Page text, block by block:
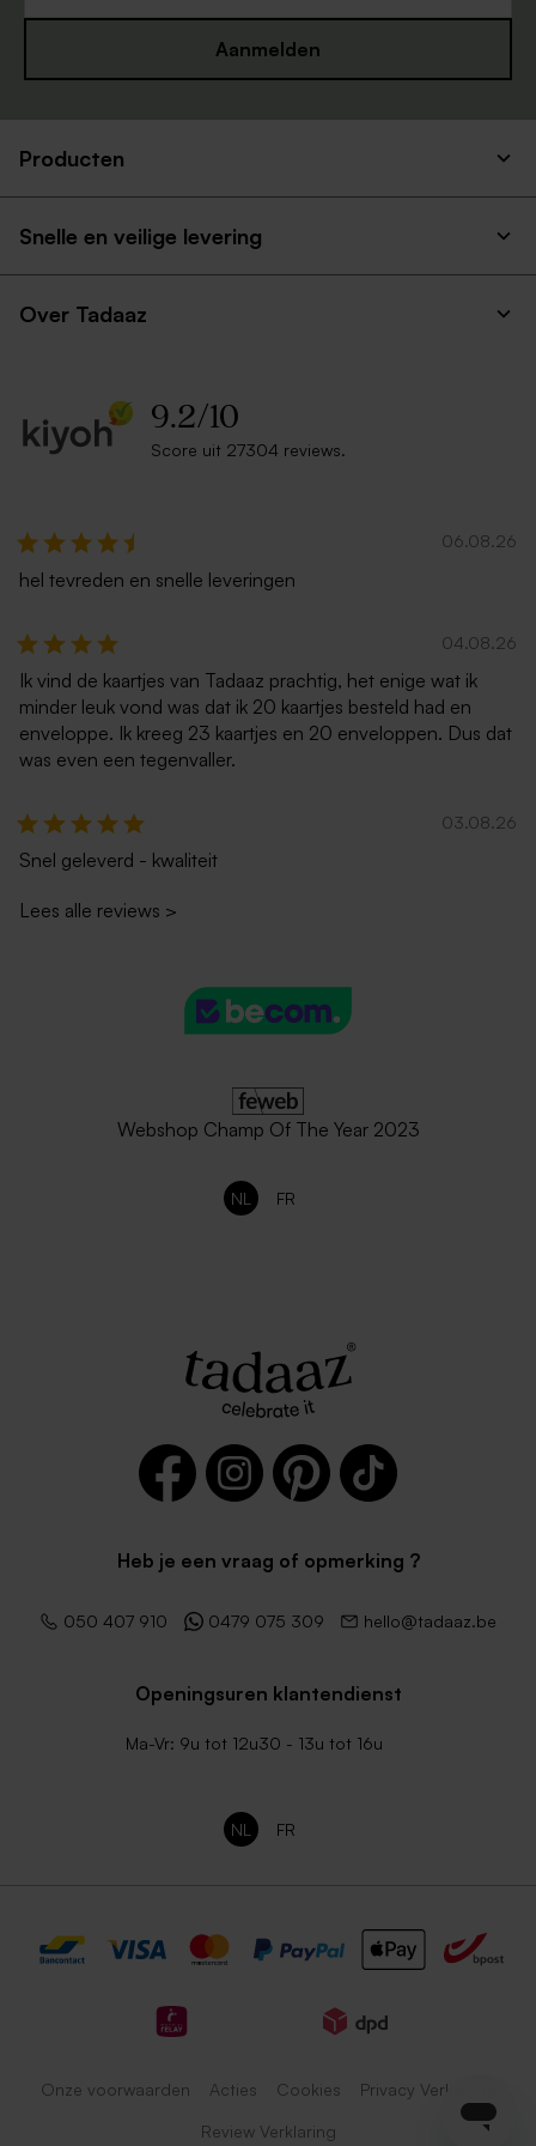
formaat
Houten memory box met
Aanmelden
Producten
Snelle en veilige levering
Over Tadaaz
9.2/10
Score uit 27304 reviews.
06.08.26
hel tevreden en snelle leveringen
04.08.26
Ik vind de kaartjes van Tadaaz prachtig, het enige wat ik
minder leuk vond was dat ik 20 kaartjes besteld had en
enveloppe. Ik kreeg 23 kaartjes en 20 enveloppen. Dus dat
was even een tegenvaller.
03.08.26
Snel geleverd - kwaliteit
Lees alle reviews >
Webshop Champ Of The Year 2023
NL FR
Heb je een vraag of opmerking ?
050 407 910 0479 075 309 hello@tadaaz.be
Openingsuren klantendienst
Ma-Vr: 9u tot 12u30 - 13u tot 16u
NL FR
Onze voorwaarden Acties Cookies Privacy Verklaring
Review Verklaring